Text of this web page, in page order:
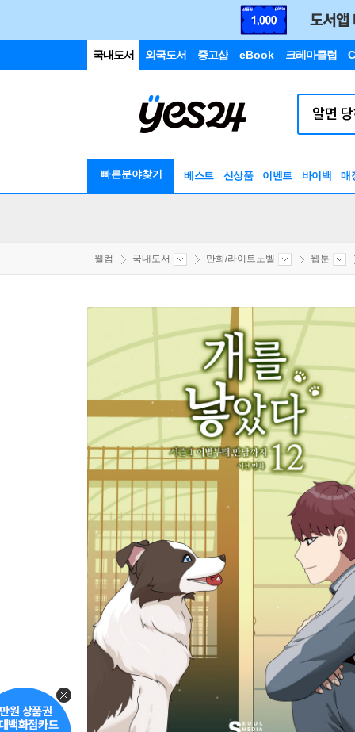
국내도서 외국도서 중고샵 eBook 크레마클럽
빠른분야찾기 베스트 신상품 이벤트 바이백 매
웰컴 국내도서 만화/라이트노벨 웹툰